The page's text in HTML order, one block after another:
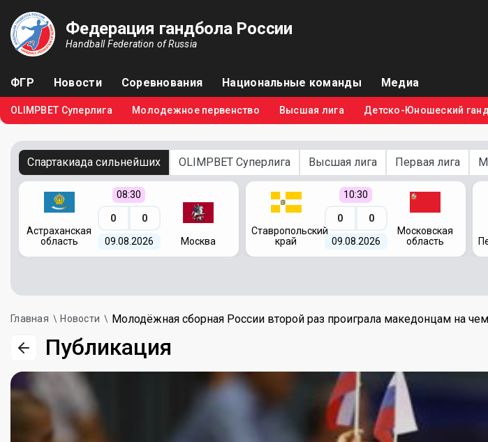
Федерация гандбола России
Handball Federation of Russia
ФГР Новости Соревнования Национальные команды Медиа
OLIMPBET Суперлига Молодежное первенство Высшая лига Детско-Юношеский
Спартакиада сильнейших OLIMPBET Суперлига Высшая лига Первая лига
Астраханская
область
08:30
0 0
09.08.2026 Москва
Ставропольский
край
10:30
0 0
09.08.2026
Московская
область
Главная Новости Молодёжная сборная России второй раз проиграла македонцам на
Публикация